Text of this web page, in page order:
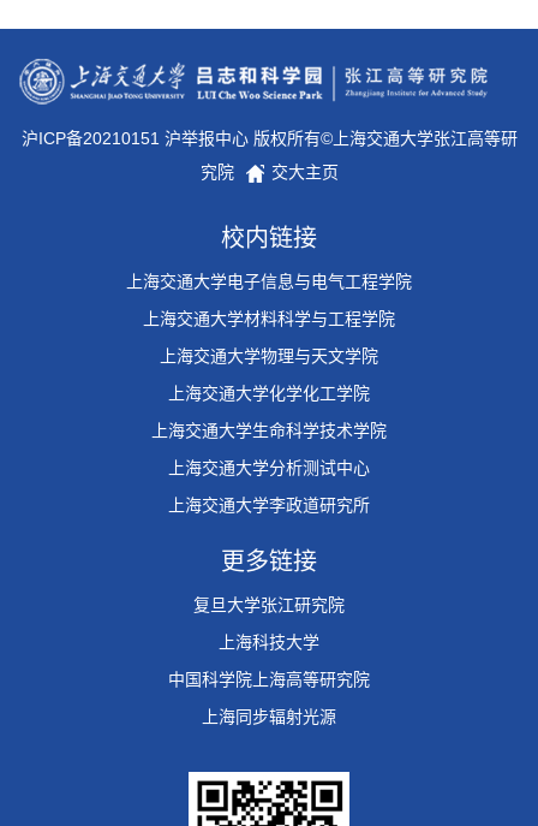
沪ICP备20210151 沪举报中心 版权所有©上海交通大学张江高等研
究院
交大主页
校内链接
上海交通大学电子信息与电气工程学院
上海交通大学材料科学与工程学院
上海交通大学物理与天文学院
上海交通大学化学化工学院
上海交通大学生命科学技术学院
上海交通大学分析测试中心
上海交通大学李政道研究所
更多链接
复旦大学张江研究院
上海科技大学
中国科学院上海高等研究院
上海同步辐射光源